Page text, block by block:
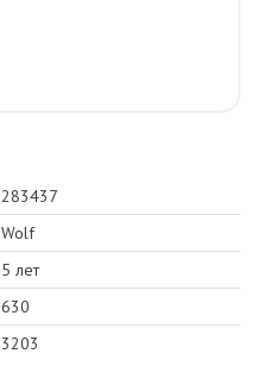
283437
Wolf
5 лет
630
3203